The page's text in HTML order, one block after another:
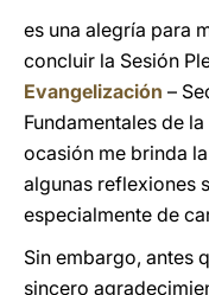
es una alegría para
concluir la Sesión
Evangelización –
Fundamentales de
ocasión me brinda
algunas reflexiones
especialmente de
Sin embargo, antes
sincero